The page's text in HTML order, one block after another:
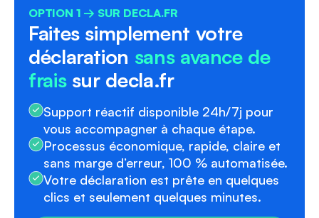
OPTION 1 → SUR DECLA.FR
Faites simplement votre
déclaration sans avance de
fraissur decla.fr
Support réactif disponible 24h/7j pour
vous accompagner à chaque étape.
Processus économique, rapide, claire et
sans marge d’erreur, 100 % automatisée.
Votre déclaration est prête en quelques
clics et seulement quelques minutes.